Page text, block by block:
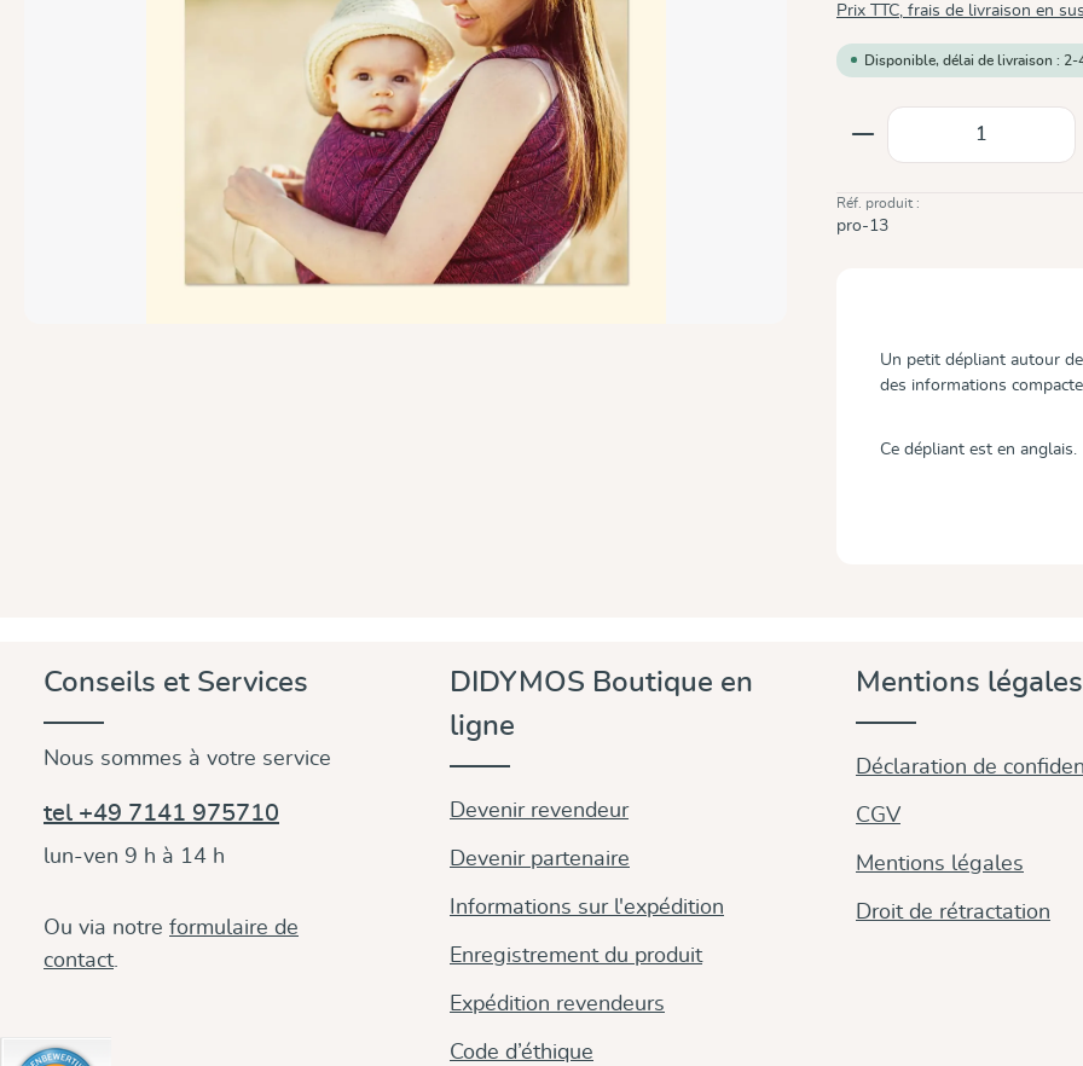
Prix TTC, frais de livraison en sus
Disponible, délai de livraison : 2-
Quantité de
Réf. produit :
pro-13
Un petit dépliant autour
des informations
Ce dépliant est en anglais.
Conseils et Services
Nous sommes à votre service
tel +49 7141 975710
lun-ven 9 h à 14 h
Ou via notre formulaire de
contact
DIDYMOS Boutique en
ligne
Devenir revendeur
Devenir partenaire
Informations sur l'expédition
Enregistrement du produit
Expédition revendeurs
Code d’éthique
Mentions légales
Déclaration de
CGV
Mentions légales
Droit de rétractation